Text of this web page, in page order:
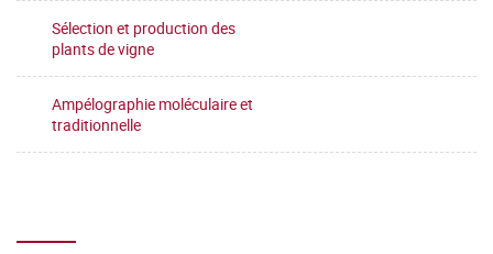
Sélection et production des
plants de vigne
Ampélographie moléculaire et
traditionnelle